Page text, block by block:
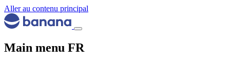
Aller au contenu principal
Main menu FR